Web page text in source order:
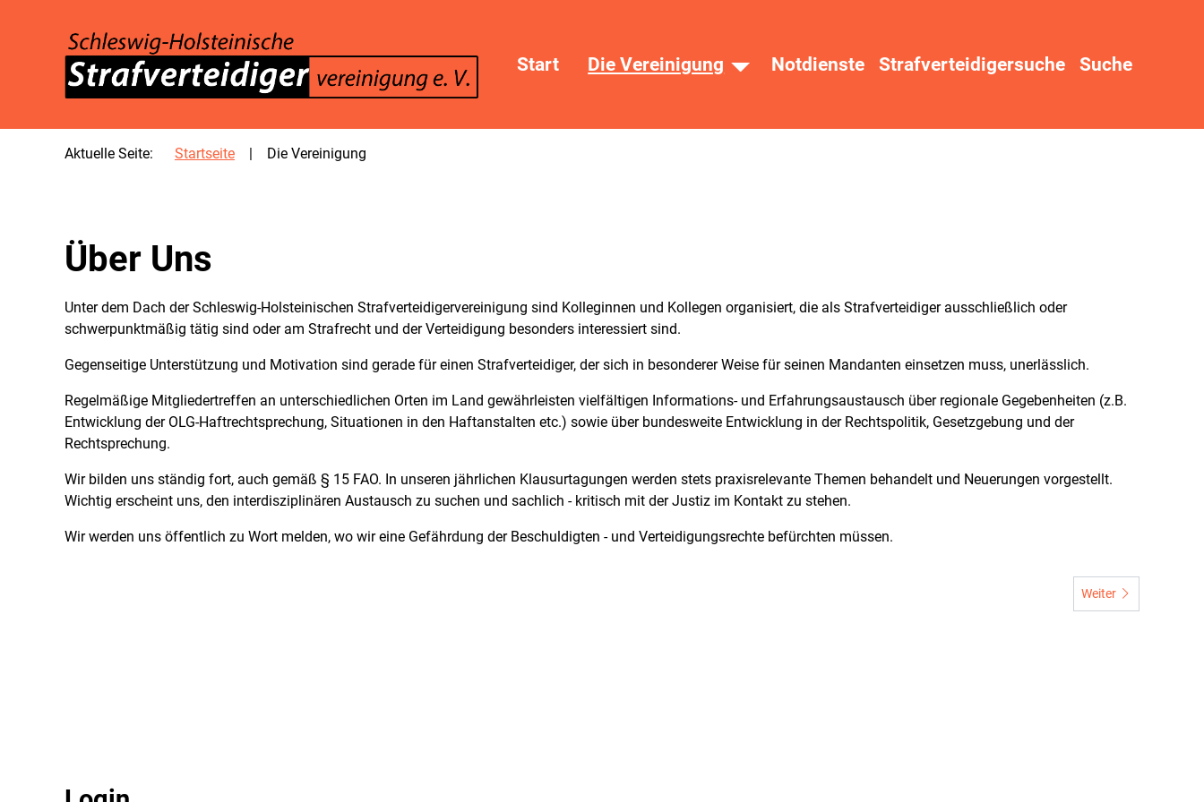
SKIP TO MAIN CONTENT
Start
Die Vereinigung Notdienste Strafverteidigersuche Suche
Aktuelle Seite: Startseite Die Vereinigung
Über Uns
Unter dem Dach der Schleswig-Holsteinischen Strafverteidigervereinigung sind Kolleginnen und Kollegen organisiert, die als Strafverteidiger ausschließlich oder
schwerpunktmäßig tätig sind oder am Strafrecht und der Verteidigung besonders interessiert sind.
Gegenseitige Unterstützung und Motivation sind gerade für einen Strafverteidiger, der sich in besonderer Weise für seinen Mandanten einsetzen muss, unerlässlich.
Regelmäßige Mitgliedertreffen an unterschiedlichen Orten im Land gewährleisten vielfältigen Informations- und Erfahrungsaustausch über regionale Gegebenheiten (z.B.
Entwicklung der OLG-Haftrechtsprechung, Situationen in den Haftanstalten etc.) sowie über bundesweite Entwicklung in der Rechtspolitik, Gesetzgebung und der
Rechtsprechung.
Wir bilden uns ständig fort, auch gemäß § 15 FAO. In unseren jährlichen Klausurtagungen werden stets praxisrelevante Themen behandelt und Neuerungen vorgestellt.
Wichtig erscheint uns, den interdisziplinären Austausch zu suchen und sachlich - kritisch mit der Justiz im Kontakt zu stehen.
Wir werden uns öffentlich zu Wort melden, wo wir eine Gefährdung der Beschuldigten - und Verteidigungsrechte befürchten müssen.
Nächster Beitrag:
Weiter